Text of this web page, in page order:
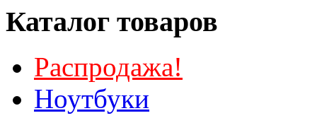
Каталог товаров
Распродажа!
Ноутбуки